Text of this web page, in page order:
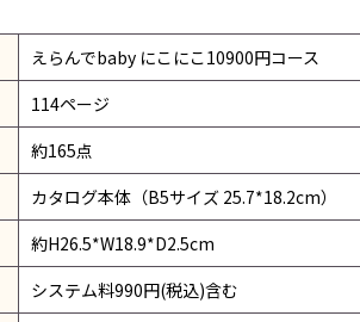
えらんでbaby にこにこ10900円コース
114ページ
約165点
カタログ本体（B5サイズ 25.7*18.2cm）
約H26.5*W18.9*D2.5cm
システム料990円(税込)含む